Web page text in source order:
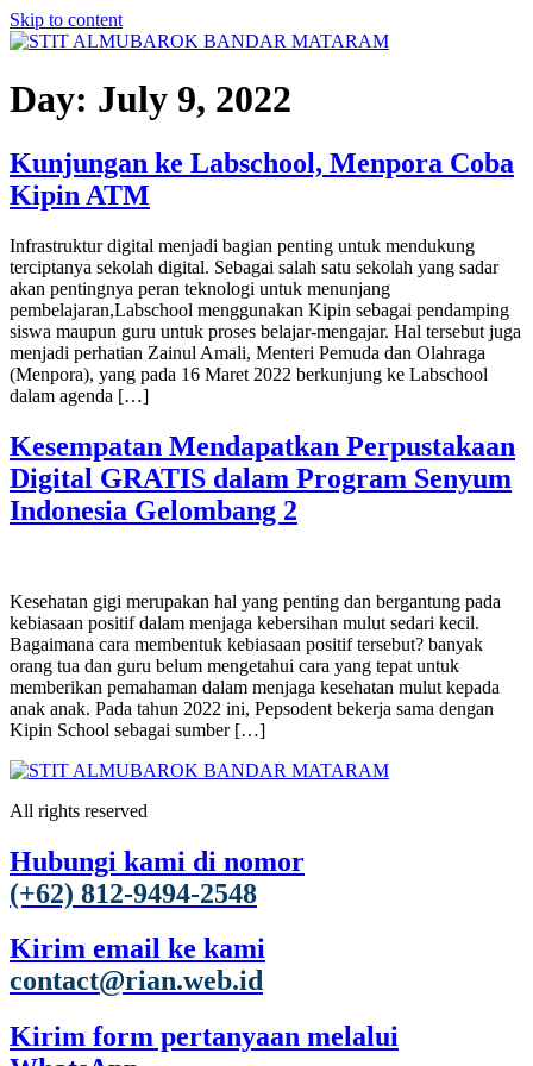
Skip to content
Day: July 9, 2022
Kunjungan ke Labschool, Menpora Coba
Kipin ATM
Infrastruktur digital menjadi bagian penting untuk mendukung
terciptanya sekolah digital. Sebagai salah satu sekolah yang sadar
akan pentingnya peran teknologi untuk menunjang
pembelajaran,Labschool menggunakan Kipin sebagai pendamping
siswa maupun guru untuk proses belajar-mengajar. Hal tersebut juga
menjadi perhatian Zainul Amali, Menteri Pemuda dan Olahraga
(Menpora), yang pada 16 Maret 2022 berkunjung ke Labschool
dalam agenda […]
Kesempatan Mendapatkan Perpustakaan
Digital GRATIS dalam Program Senyum
Indonesia Gelombang 2
Kesehatan gigi merupakan hal yang penting dan bergantung pada
kebiasaan positif dalam menjaga kebersihan mulut sedari kecil.
Bagaimana cara membentuk kebiasaan positif tersebut? banyak
orang tua dan guru belum mengetahui cara yang tepat untuk
memberikan pemahaman dalam menjaga kesehatan mulut kepada
anak anak. Pada tahun 2022 ini, Pepsodent bekerja sama dengan
Kipin School sebagai sumber […]
All rights reserved
Hubungi kami di nomor
(+62) 812-9494-2548
Kirim email ke kami
contact@rian.web.id
Kirim form pertanyaan melalui